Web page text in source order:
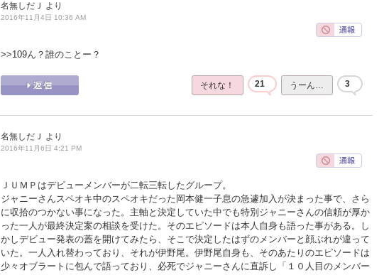
名無しだＪ より
2016年11月4日 10:36 AM
>>109ん？誰のことー？
それな！ 21 うーん… 3
名無しだＪ より
2016年11月6日 4:21 PM
ＪＵＭＰはデビューメンバーが二転三転したグループ。
ジャニーさんスペオキ中のスペオキだった岡本健一子息の急遽加入が決まった事で、さら
に収拾のつかない事になった。主軸と決定していた中でも特別ジャニーさんの信頼が厚か
った一人が最終決定案の相談を受けた。そのエピソードは本人自身も語った事がある。し
かしデビュー発表の蓋を開けてみたら、そこで決定したはずのメンバーと顔ぶれが違って
いた。一人入れ替わっており、それが伊野尾。伊野尾自身も、そのあたりのエピソードは
少々オブラートに包んで語っており、必死でジャニーさんに直訴し「１０人目のメンバー